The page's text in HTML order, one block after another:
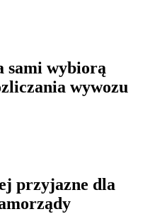
sami wybiorą
wywozu
przyjazne dla